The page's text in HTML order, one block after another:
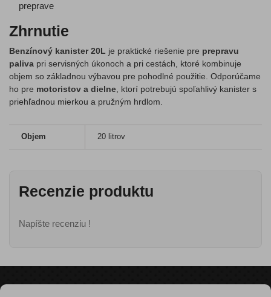
preprave
Zhrnutie
Benzínový kanister 20L je praktické riešenie pre prepravu
paliva pri servisných úkonoch a pri cestách, ktoré kombinuje
objem so základnou výbavou pre pohodlné použitie. Odporúčame
ho pre motoristov a dielne , ktorí potrebujú spoľahlivý kanister s
priehľadnou mierkou a pružným hrdlom.
Objem 20 litrov
Recenzie produktu
Napíšte recenziu !